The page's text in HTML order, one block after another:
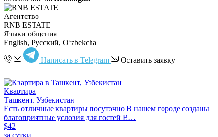
Агентство
RNB ESTATE
Языки общения
English, Русский, Oʻzbekcha
Написать в Telegram Оставить заявку
Квартира
Ташкент, Узбекистан
Есть отличные квартиры посуточно В нашем городе созданы
благоприятные условия для гостей В…
$42
за сутки